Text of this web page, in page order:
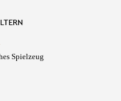
Spielzeug